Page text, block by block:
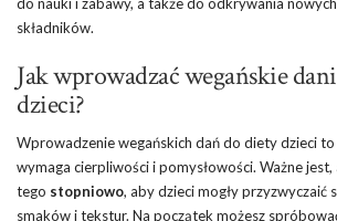
składników.
Jak wprowadzać wegańskie
dzieci?
Wprowadzenie wegańskich dań do diety dzieci
wymaga cierpliwości i pomysłowości. Ważne
tego stopniowo, aby dzieci mogły przyzwyczaić
smaków i tekstur. Na początek możesz